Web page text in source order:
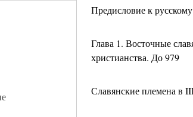
Предисловие к
Глава 1. Восточные
христианства. До 979
Славянские племена в